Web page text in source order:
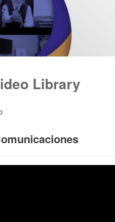
Library